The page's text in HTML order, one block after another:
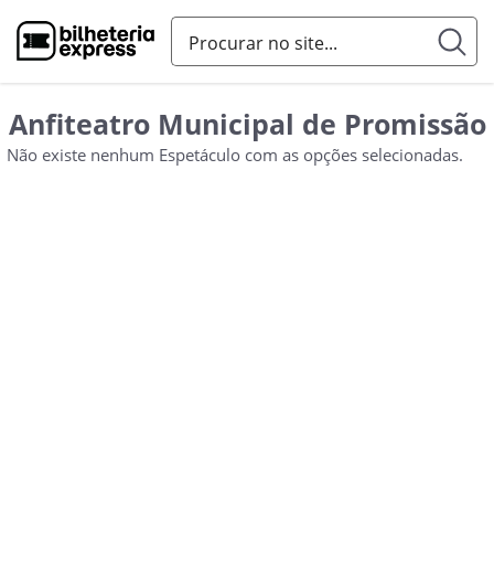
Anfiteatro Municipal de Promissão
Não existe nenhum Espetáculo com as opções selecionadas.